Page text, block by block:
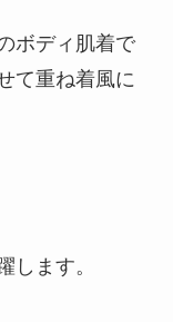
ボディ肌着で
て重ね着風に
します。